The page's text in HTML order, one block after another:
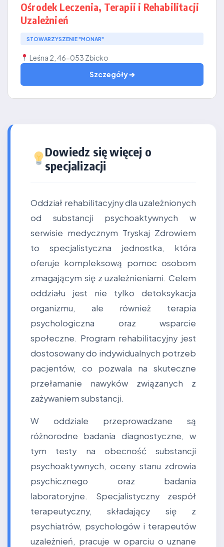
Ośrodek Leczenia, Terapii i Rehabilitacji
Uzależnień
STOWARZYSZENIE "MONAR"
Leśna 2, 46-053 Zbicko
Szczegóły ➔
Dowiedz się więcej o
specjalizacji
Oddział rehabilitacyjny dla uzależnionych
od substancji psychoaktywnych w
serwisie medycznym Tryskaj Zdrowiem
to specjalistyczna jednostka, która
oferuje kompleksową pomoc osobom
zmagającym się z uzależnieniami. Celem
oddziału jest nie tylko detoksykacja
organizmu, ale również terapia
psychologiczna oraz wsparcie
społeczne. Program rehabilitacyjny jest
dostosowany do indywidualnych potrzeb
pacjentów, co pozwala na skuteczne
przełamanie nawyków związanych z
zażywaniem substancji.
W oddziale przeprowadzane są
różnorodne badania diagnostyczne, w
tym testy na obecność substancji
psychoaktywnych, oceny stanu zdrowia
psychicznego oraz badania
laboratoryjne. Specjalistyczny zespół
terapeutyczny, składający się z
psychiatrów, psychologów i terapeutów
uzależnień, pracuje w oparciu o uznane